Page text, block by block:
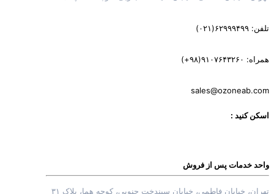
تلفن: ۶۲۹۹۹۴۹۹(۰۲۱)
همراه: ‎(+۹۸)۹۱۰۷۶۴۳۲۶۰
sales@ozoneab.com
اسکن کنید :
واحد خدمات پس از فروش
تهران، خیابان فاطمی، خیابان سیندخت جنوبی، کوچه هما، پلاک ۳۱